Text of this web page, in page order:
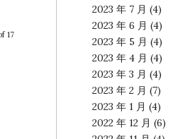
17
2023 年 7 月 (4)
2023 年 6 月 (4)
2023 年 5 月 (4)
2023 年 4 月 (4)
2023 年 3 月 (4)
2023 年 2 月 (7)
2023 年 1 月 (4)
2022 年 12 月 (6)